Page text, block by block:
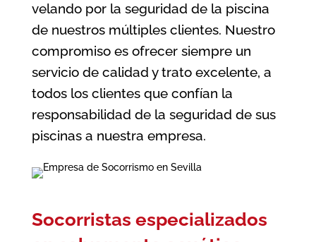
velando por la seguridad de la piscina
de nuestros múltiples clientes. Nuestro
compromiso es ofrecer siempre un
servicio de calidad y trato excelente, a
todos los clientes que confían la
responsabilidad de la seguridad de sus
piscinas a nuestra empresa.
Socorristas especializados